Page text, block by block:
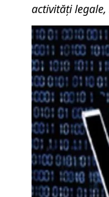
activități